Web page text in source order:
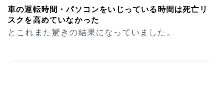
車の運転時間・パソコンをいじっている時間は死亡リ
スクを高めていなかった
とこれまた驚きの結果になっていました。